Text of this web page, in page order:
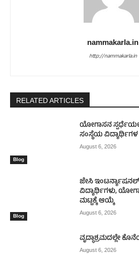
nammakarla.in
http://nammakarla.in
RELATED ARTICLES
Blog
ಯೋಗಾಸನ
ಸಂಸ್ಥೆಯ ವಿದ್ಯಾರ್ಥಿಗಳ
August 6, 2026
Blog
ಜೇಸಿ
ವಿದ್ಯಾರ್ಥಿಗಳು,
ಮಟ್ಟಕ್ಕೆ ಆಯ್ಕೆ
August 6, 2026
ವೃದ್ಧಾಶ್ರಮದಲ್ಲೇ
August 6, 2026